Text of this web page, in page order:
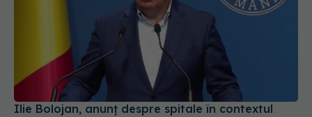
Ilie Bolojan, anunț despre spitale în contextul
crizei energetice
06 aug 2026, 15:24